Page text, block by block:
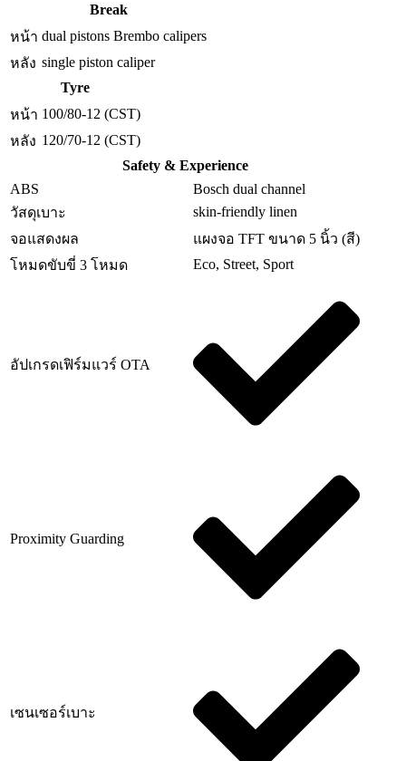
Break
หน้า dual pistons Brembo calipers
หลัง single piston caliper
Tyre
หน้า 100/80-12 (CST)
หลัง 120/70-12 (CST)
Safety & Experience
ABS
Bosch dual channel
วัสดุเบาะ
skin-friendly linen
จอแสดงผล
แผงจอ TFT ขนาด 5 นิ้ว (สี)
โหมดขับขี่ 3 โหมด
Eco, Street, Sport
อัปเกรดเฟิร์มแวร์ OTA
Proximity Guarding
เซนเซอร์เบาะ